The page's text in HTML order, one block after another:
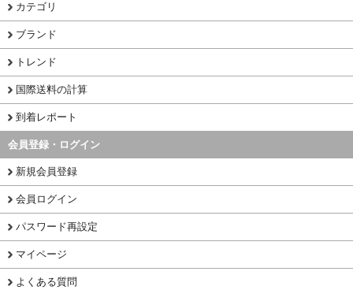
カテゴリ
ブランド
トレンド
国際送料の計算
到着レポート
会員登録・ログイン
新規会員登録
会員ログイン
パスワード再設定
マイページ
よくある質問